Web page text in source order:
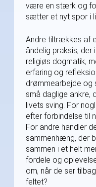
være en stærk og
sætter et nyt spor i
Andre tiltrækkes af
åndelig praksis,
religiøs dogmatik,
erfaring og
drømmearbejde og
små daglige
livets sving. For
efter forbindelse til
For andre handler
sammenhæng, der
sammen i et helt
fordele og
om, når de ser
feltet?